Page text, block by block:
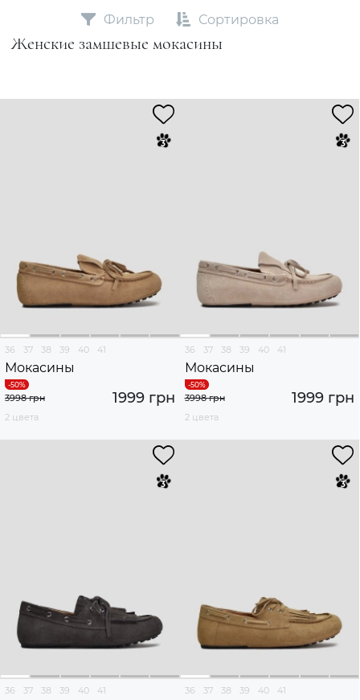
Женские замшевые мокасины
Фильтр Сортировка
36 37 38 39 40 41
Мокасины
1999 грн
3998 грн
2 цвета
36 37 38 39 40 41
Мокасины
1999 грн
3998 грн
2 цвета
36 37 38 39 40 41 36 37 38 39 40 41